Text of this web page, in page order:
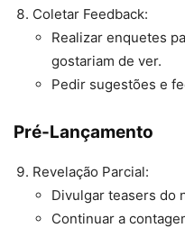
Coletar Feedback:
Realizar enquetes
gostariam de ver.
Pedir sugestões e
Pré-Lançamento
Revelação Parcial:
Divulgar teasers do
Continuar a